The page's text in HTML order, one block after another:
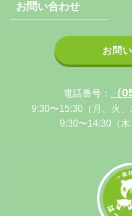
お問い合わせ
お問
電話番号： （
9:30〜15:30（月、火
9:30〜14:30（木